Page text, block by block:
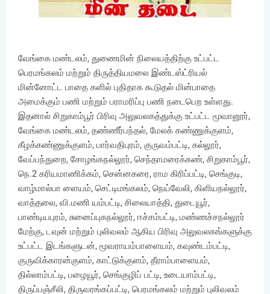
வேங்கை மண்டலம், துணைமின் நிலையத்திற்கு உட்பட்ட
பெரமங்கலம் மற்றும் திருத்தியமலை இண்டஸ்ட்ரியல்
மின்னோட்ட பாதை களில் புதிதாக கூடுதல் மின்பாதை
அமைக்கும் பணி மற்றும் பராமரிப்பு பணி நடைபெற உள்ளது.
இதனால் சிறுகாம்பூர் பிரிவு அலுவலகத்துக்கு உட்பட்ட மூவானூர்,
வேங்கை மண்டலம், தண்ணீர்பந்தல், மேலக் கண்ணுக்குளம்,
கீழக்கண்ணுக்குளம், பார்வதிபுரம், குருவம்பட்டி, கல்லூர்,
வேப்பந்துறை, சோழங்கநல்லூர், செந்தாமரைக்கண், சிறுகாம்பூர்,
நெ.2 கரியமாணிக்கம், சென்னகரை, ராம கிரிப்பட்டி, செங்குடி,
வாழ்மால்பா ளையம், செட்டிமங்கலம், நெய்வேலி, கிளியநல்லூர்,
வாத்தலை, வி.மணி யம்பட்டி, சிலையாத்தி, துடையூர்,
பாண்டியபுரம், சுனைப்புகநல்லூர், ஈச்சம்பட்டி, மண்ணச்சநல்லூர்
மேற்கு, டவுன் மற்றும் புலிவலம் ஆகிய பிரிவு அலுவலகங்களுக்கு
உட்பட்ட இடங்களுடன், மூவராயம்பாளையம், கவுண்டம்பட்டி,
குருவிக்காரன்குளம், காட்டுக்குளம், தீராம்பாளையம்,
தில்லாம்பட்டி, பழையூர், செங்குழிப் பட்டி, உடையாம்பட்டி,
திருப்பஞ்சீலி, திருவரங்கப்பட்டி, பெரமங்கலம் மற்றும் புலிவலம்